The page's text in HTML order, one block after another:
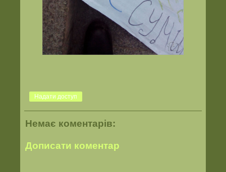
Надати доступ
Немає коментарів:
Дописати коментар